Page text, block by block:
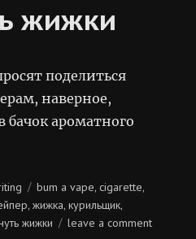
жижки
поделиться
наверное,
бачок ароматного
Tags
bum a vape,cigarette,
,жижка,курильщик,
жижки leave a commenton